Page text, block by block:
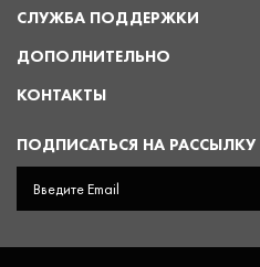
СЛУЖБА ПОДДЕРЖКИ
ДОПОЛНИТЕЛЬНО
КОНТАКТЫ
ПОДПИСАТЬСЯ НА РАССЫЛКУ